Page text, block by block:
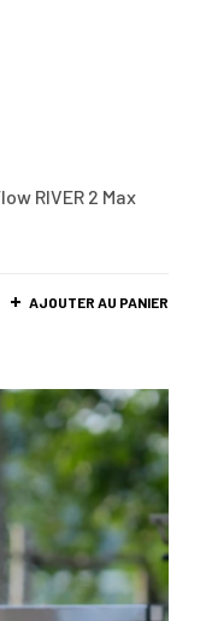
RIVER 2 Max
AJOUTER AU PANIER